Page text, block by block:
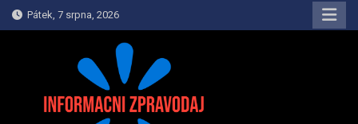
Skip
to
Pátek, 7 srpna, 2026